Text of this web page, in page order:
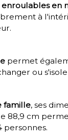
en
à
permet
ou
famille, ses
88,9 cm
personnes.